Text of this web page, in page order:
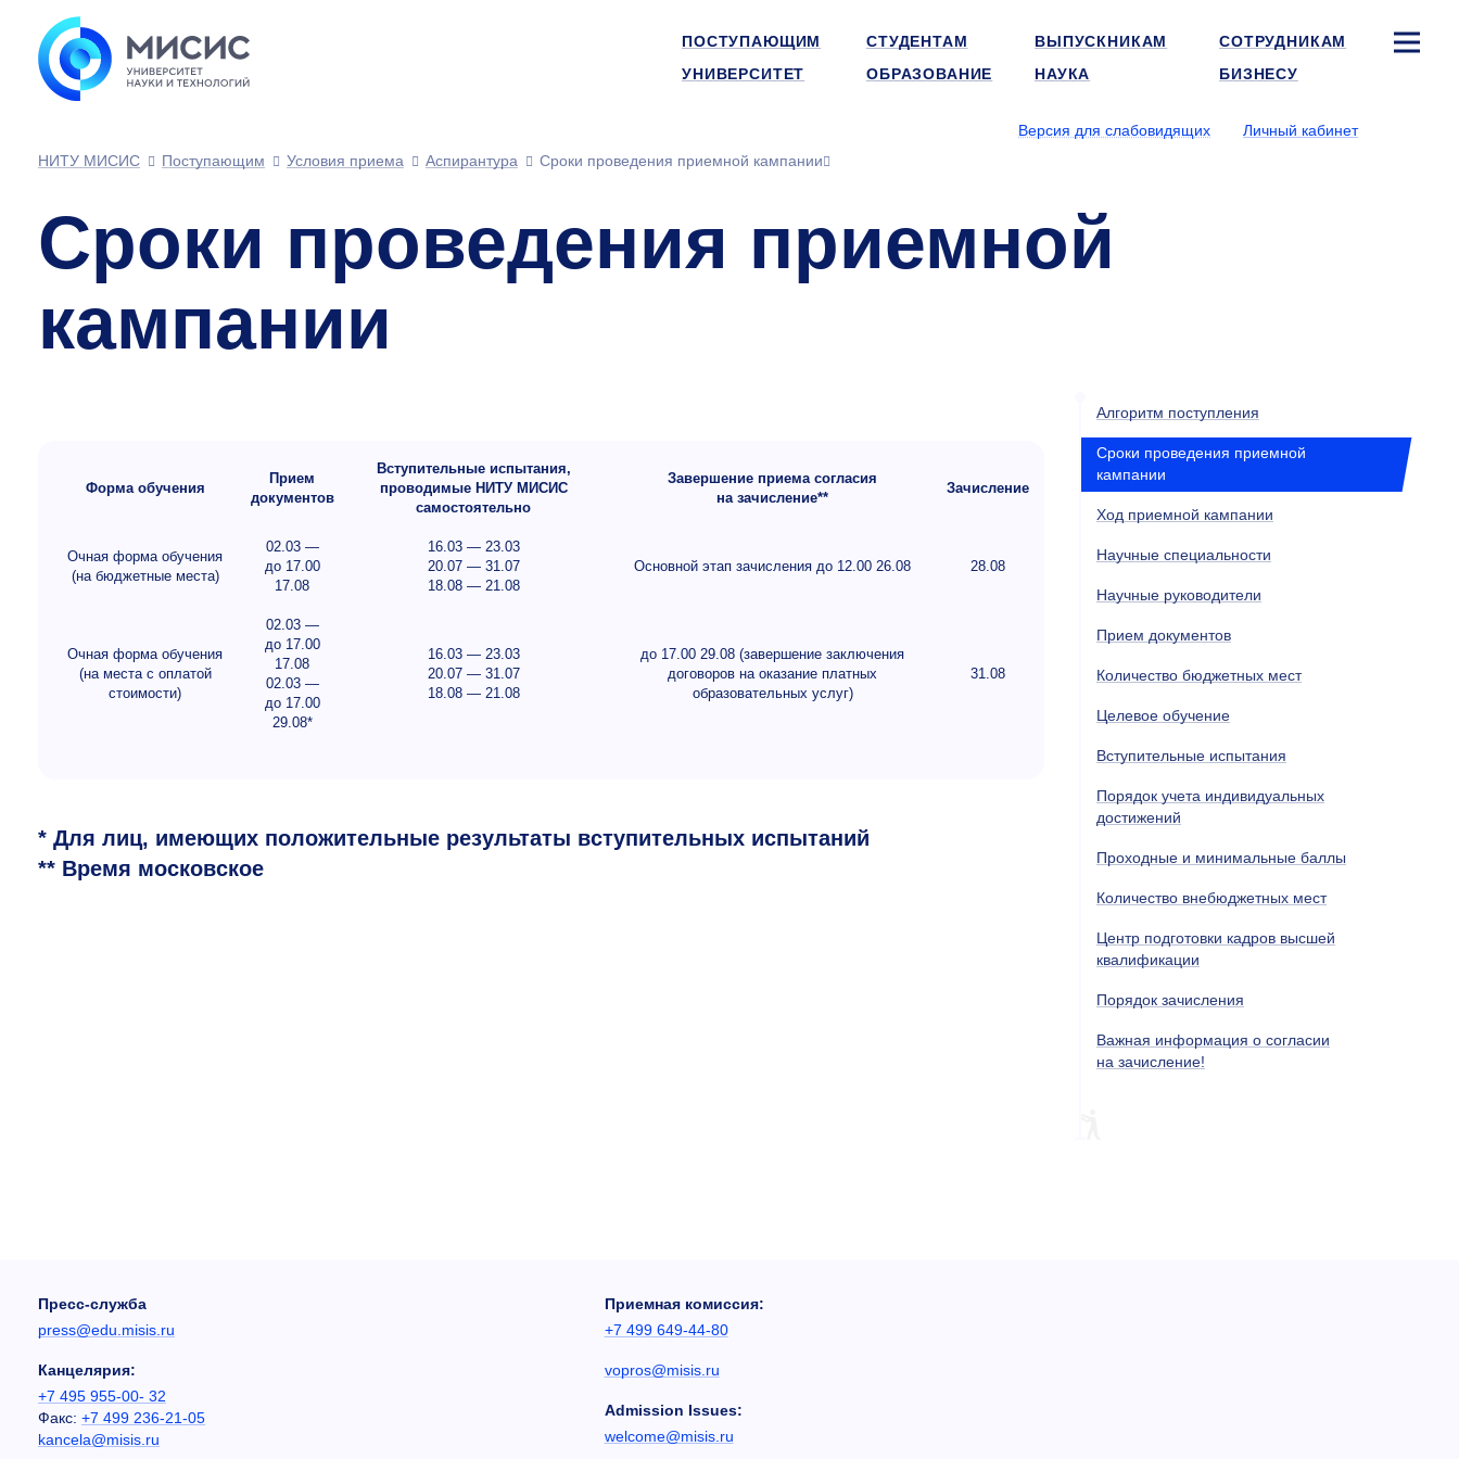
ПОСТУПАЮЩИМ СТУДЕНТАМ ВЫПУСКНИКАМ
СОТРУДНИКАМ
УНИВЕРСИТЕТ
ОБРАЗОВАНИЕ НАУКА БИЗНЕСУ
Версия для слабовидящих
Личный кабинет
НИТУ МИСИС
Поступающим Условия приема Аспирантура Сроки проведения приемной кампании
Сроки проведения приемной
кампании
Форма обучения
Прием
документов
Вступительные испытания,
проводимые НИТУ МИСИС
самостоятельно
Завершение приема согласия
на зачисление**
Зачисление
Очная форма обучения
(на бюджетные места)
02.03 —
до 17.00
17.08
16.03 — 23.03
20.07 — 31.07
18.08 — 21.08
Основной этап зачисления до 12.00 26.08 28.08
Очная форма обучения
(на места с оплатой
стоимости)
02.03 —
до 17.00
17.08
02.03 —
до 17.00
29.08*
16.03 — 23.03
20.07 — 31.07
18.08 — 21.08
до 17.00 29.08 (завершение заключения
договоров на оказание платных
образовательных услуг)
31.08
* Для лиц, имеющих положительные результаты вступительных испытаний
** Время московское
Алгоритм поступления
Сроки проведения приемной
кампании
Ход приемной кампании
Научные специальности
Научные руководители
Прием документов
Количество бюджетных мест
Целевое обучение
Вступительные испытания
Порядок учета индивидуальных
достижений
Проходные и минимальные баллы
Количество внебюджетных мест
Центр подготовки кадров высшей
квалификации
Порядок зачисления
Важная информация о согласии
на зачисление!
Пресс-служба
press@edu.misis.ru
Канцелярия:
+7 495 955-00- 32
Факс: +7 499 236-21-05
kancela@misis.ru
Приемная комиссия:
+7 499 649-44-80
vopros@misis.ru
Admission Issues:
welcome@misis.ru